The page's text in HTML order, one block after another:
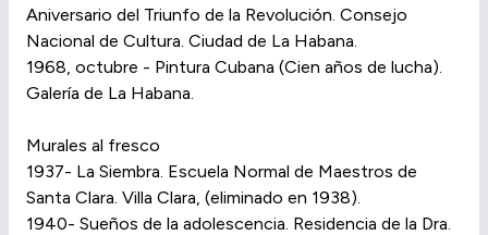
Aniversario del Triunfo de la Revolución. Consejo
Nacional de Cultura. Ciudad de La Habana.
1968, octubre - Pintura Cubana (Cien años de lucha).
Galería de La Habana.
Murales al fresco
1937- La Siembra. Escuela Normal de Maestros de
Santa Clara. Villa Clara, (eliminado en 1938).
1940- Sueños de la adolescencia. Residencia de la Dra.